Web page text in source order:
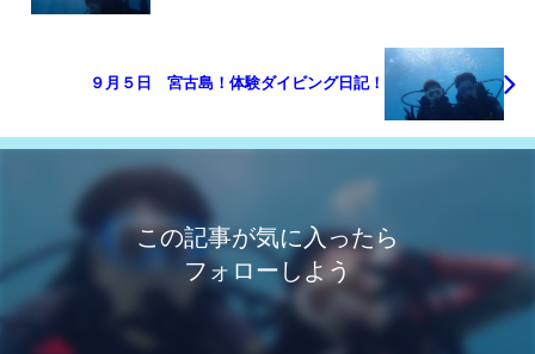
９月５日 宮古島！体験ダイビング日記！
この記事が気に入ったら
フォローしよう